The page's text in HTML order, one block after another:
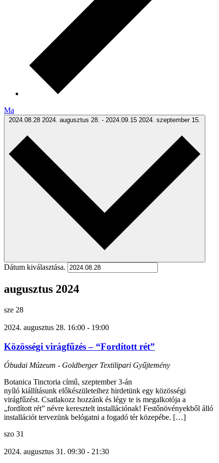
Ma
2024.08.28 2024. augusztus 28. - 2024.09.15 2024. szeptember 15.
Dátum kiválasztása.
augusztus 2024
sze 28
2024. augusztus 28. 16:00 - 19:00
Közösségi virágfűzés – “Fordított rét”
Óbudai Múzeum - Goldberger Textilipari Gyűjtemény
Botanica Tinctoria című, szeptember 3-án
nyíló kiállításunk előkészületeihez hirdetünk egy közösségi
virágfűzést. Csatlakozz hozzánk és légy te is megalkotója a
„fordított rét” névre keresztelt installációnak! Festőnövényekből álló
installációt tervezünk belógatni a fogadó tér közepébe. […]
szo 31
2024. augusztus 31. 09:30 - 21:30